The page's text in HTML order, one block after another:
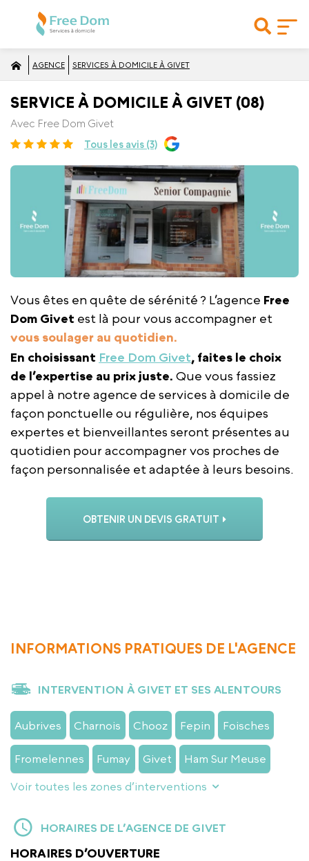
AGENCE SERVICES À DOMICILE À GIVET
SERVICE À DOMICILE À GIVET (08)
Avec Free Dom Givet
Tous les avis (3)
Vous êtes en quête de sérénité ? L’agence Free
Dom Givet est là pour vous accompagner et
vous soulager au quotidien.
En choisissant Free Dom Givet, faites le choix
de l’expertise au prix juste. Que vous fassiez
appel à notre agence de services à domicile de
façon ponctuelle ou régulière, nos équipes
expertes et bienveillantes seront présentes au
quotidien pour accompagner vos proches de
façon personnalisée et adaptée à leurs besoins.
OBTENIR UN DEVIS GRATUIT
INFORMATIONS PRATIQUES DE L'AGENCE
INTERVENTION À GIVET ET SES ALENTOURS
Aubrives Charnois Chooz Fepin Foisches
Fromelennes Fumay Givet Ham Sur Meuse
Voir toutes les zones d’interventions
HORAIRES DE L’AGENCE DE GIVET
HORAIRES D’OUVERTURE